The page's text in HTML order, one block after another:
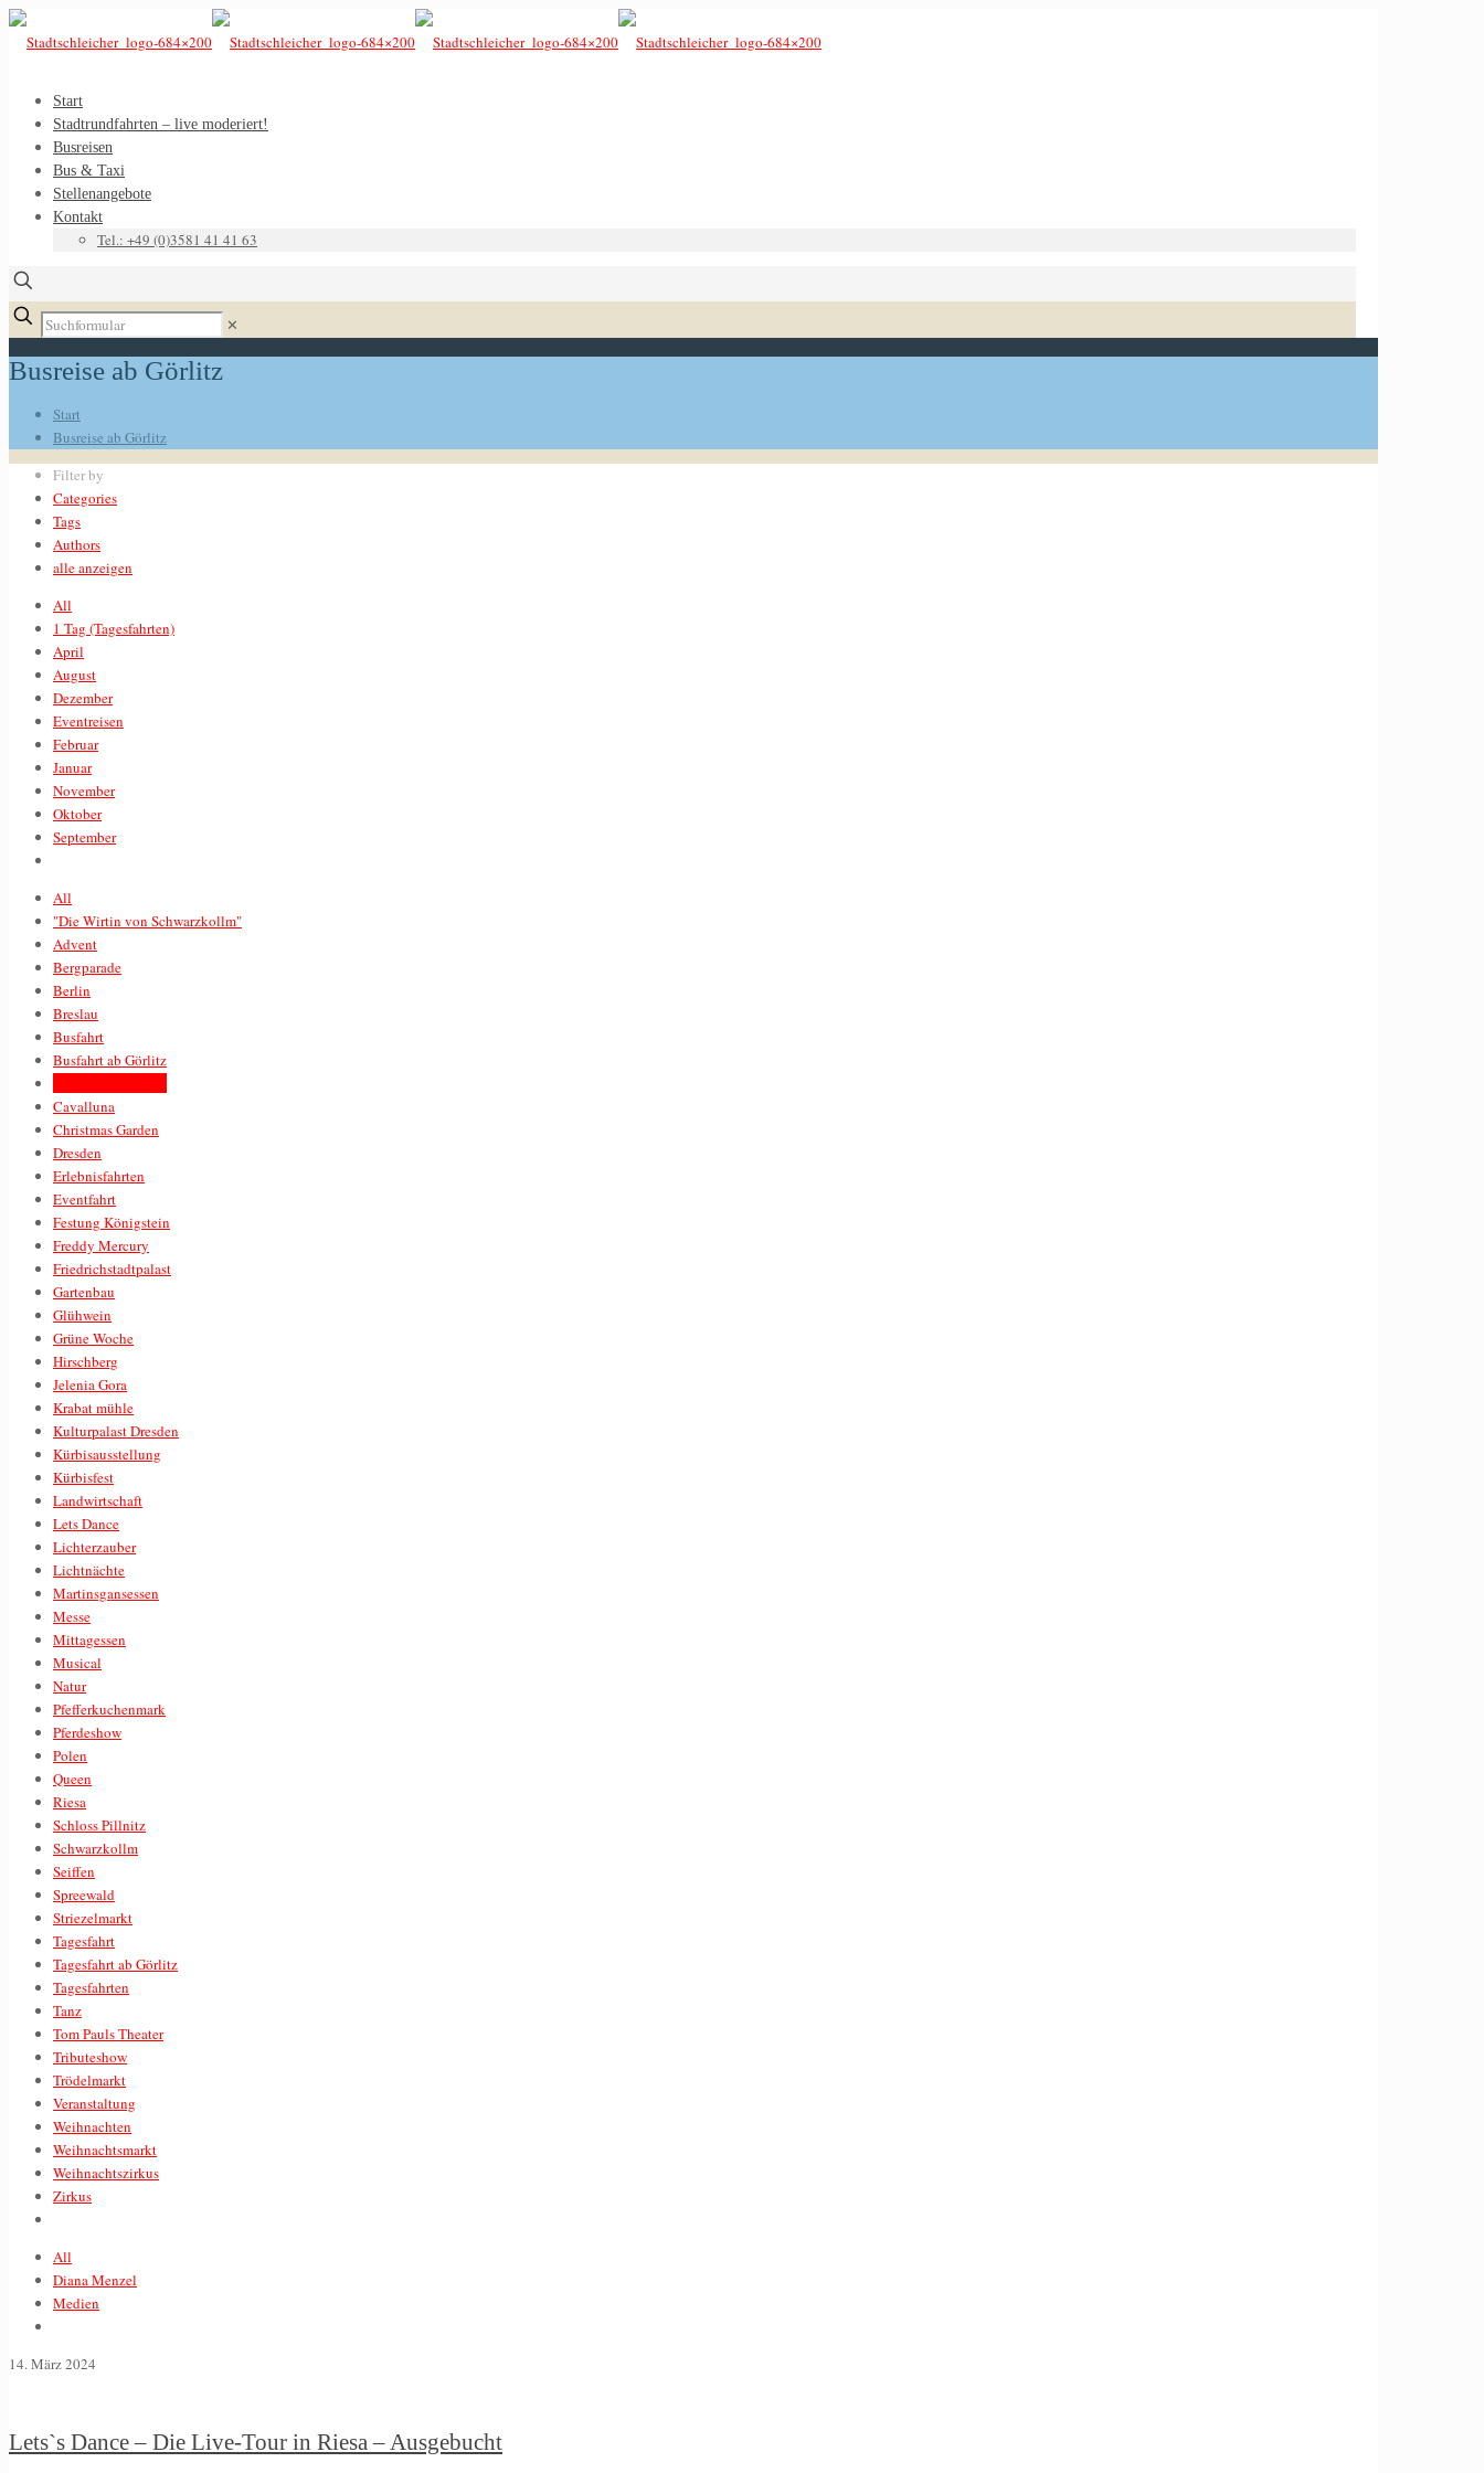
Start
Stadtrundfahrten – live moderiert!
Busreisen
Bus & Taxi
Stellenangebote
Kontakt
Tel.: +49 (0)3581 41 41 63
✕
Busreise ab Görlitz
Start
Busreise ab Görlitz
Filter by
Categories
Tags
Authors
alle anzeigen
All
1 Tag (Tagesfahrten)
April
August
Dezember
Eventreisen
Februar
Januar
November
Oktober
September
All
"Die Wirtin von Schwarzkollm"
Advent
Bergparade
Berlin
Breslau
Busfahrt
Busfahrt ab Görlitz
Cavalluna
Christmas Garden
Dresden
Erlebnisfahrten
Eventfahrt
Festung Königstein
Freddy Mercury
Friedrichstadtpalast
Gartenbau
Glühwein
Grüne Woche
Hirschberg
Jelenia Gora
Krabat mühle
Kulturpalast Dresden
Kürbisausstellung
Kürbisfest
Landwirtschaft
Lets Dance
Lichterzauber
Lichtnächte
Martinsgansessen
Messe
Mittagessen
Musical
Natur
Pfefferkuchenmark
Pferdeshow
Polen
Queen
Riesa
Schloss Pillnitz
Schwarzkollm
Seiffen
Spreewald
Striezelmarkt
Tagesfahrt
Tagesfahrt ab Görlitz
Tagesfahrten
Tanz
Tom Pauls Theater
Tributeshow
Trödelmarkt
Veranstaltung
Weihnachten
Weihnachtsmarkt
Weihnachtszirkus
Zirkus
All
Diana Menzel
Medien
14. März 2024
Lets`s Dance – Die Live-Tour in Riesa – Ausgebucht